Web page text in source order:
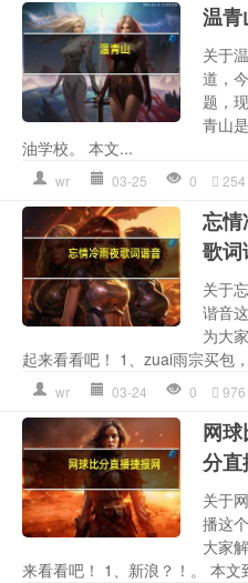
温青
关于
道，
题，
青山
油学校。 本文...
wr 03-25 0 254
忘
歌词
关于
谐音
为大
起来看看吧！ 1、zuai雨宗买包
wr 03-24 0 976
网
分直
关于
播这
大家
来看看吧！ 1、新浪？！。 本文